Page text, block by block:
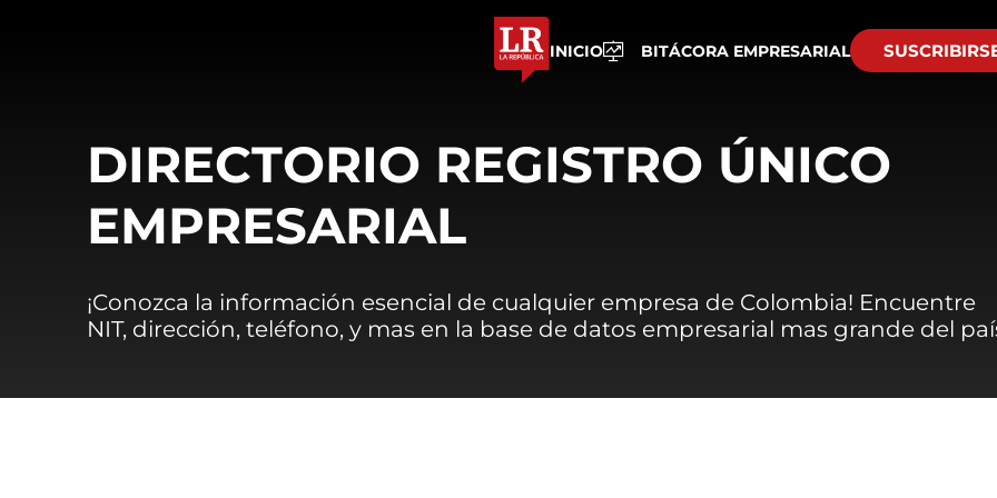
INICIO BITÁCORA EMPRESARIAL
DIRECTORIO REGISTRO ÚNICO
EMPRESARIAL
¡Conozca la información esencial de cualquier empresa de Colombia! Encuentre
NIT, dirección, teléfono, y mas en la base de datos empresarial mas grande del